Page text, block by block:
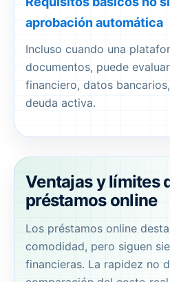
aprobación automática
Incluso cuando una
documentos, puede
financiero, datos
deuda activa.
Ventajas y límites
préstamos online
Los préstamos online
comodidad, pero siguen
financieras. La rapidez no